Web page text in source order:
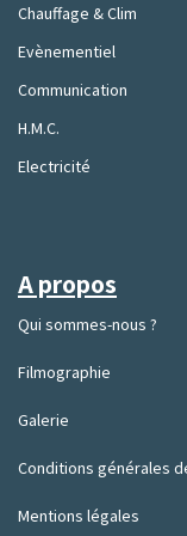
A propos
Qui sommes-nous ?
Filmographie
Galerie
Conditions générales
Mentions légales
Chauffage & Clim
Evènementiel
Communication
H.M.C.
Electricité